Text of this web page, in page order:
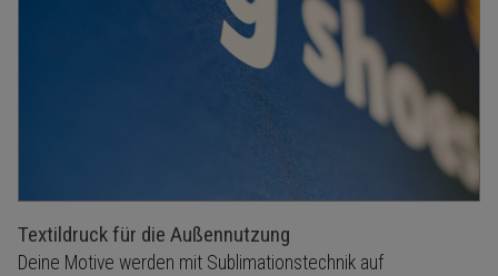
Textildruck für die Außennutzung
Deine Motive werden mit Sublimationstechnik auf